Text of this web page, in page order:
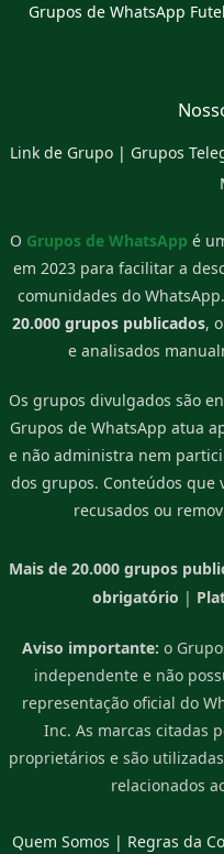
Grupos de WhatsApp
Link de Grupo | Grupos
O Grupos de WhatsApp é
em 2023 para facilitar a
comunidades do
20.000 grupos publicados,
e analisados
Os grupos divulgados são
Grupos de WhatsApp atua
e não administra nem
dos grupos. Conteúdos que
recusados ou
Mais de 20.000 grupos
obrigatório |
Aviso importante: o
independente e não
representação oficial do
Inc. As marcas citadas
proprietários e são
relacionados
Quem Somos | Regras da